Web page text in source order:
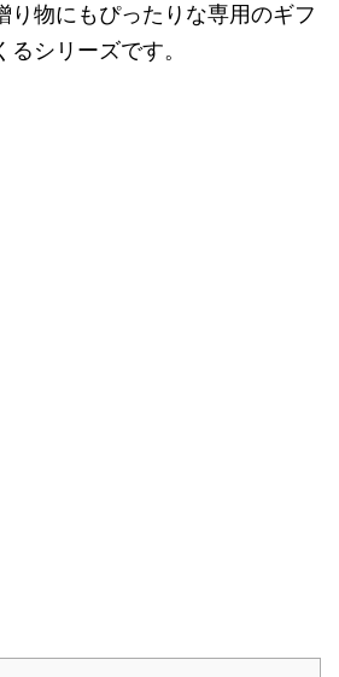
り物にもぴったりな専用のギフ
るシリーズです。